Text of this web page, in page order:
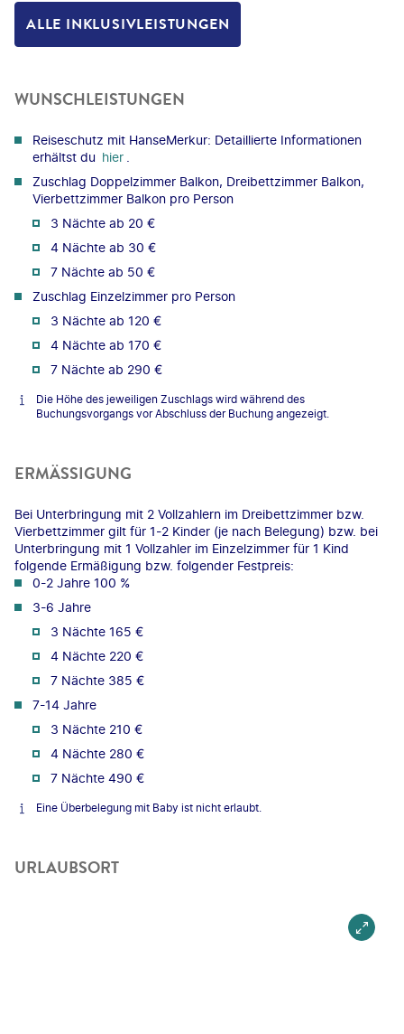
ALLE INKLUSIVLEISTUNGEN
WUNSCHLEISTUNGEN
Reiseschutz mit HanseMerkur: Detaillierte Informationen
erhältst du hier
Zuschlag Doppelzimmer Balkon, Dreibettzimmer Balkon,
Vierbettzimmer Balkon pro Person
3 Nächte ab 20 €
4 Nächte ab 30 €
7 Nächte ab 50 €
Zuschlag Einzelzimmer pro Person
3 Nächte ab 120 €
4 Nächte ab 170 €
7 Nächte ab 290 €
Die Höhe des jeweiligen Zuschlags wird während des
Buchungsvorgangs vor Abschluss der Buchung angezeigt.
ERMÄSSIGUNG
Bei Unterbringung mit 2 Vollzahlern im Dreibettzimmer bzw.
Vierbettzimmer gilt für 1-2 Kinder (je nach Belegung) bzw. bei
Unterbringung mit 1 Vollzahler im Einzelzimmer für 1 Kind
folgende Ermäßigung bzw. folgender Festpreis:
0-2 Jahre 100 %
3-6 Jahre
3 Nächte 165 €
4 Nächte 220 €
7 Nächte 385 €
7-14 Jahre
3 Nächte 210 €
4 Nächte 280 €
7 Nächte 490 €
Eine Überbelegung mit Baby ist nicht erlaubt.
URLAUBSORT